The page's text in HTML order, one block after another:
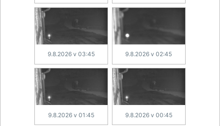
9.8.2026 v 03:45 9.8.2026 v 02:45
9.8.2026 v 01:45 9.8.2026 v 00:45